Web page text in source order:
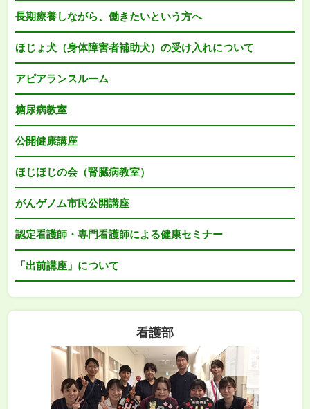
長期療養しながら、働きたいという方へ
ほじょ犬（身体障害者補助犬）の受け入れについて
アピアランスルーム
糖尿病教室
公開健康講座
ほじほじの会（腎臓病教室）
がんゲノム市民公開講座
認定看護師・専門看護師による健康セミナー
「出前講座」について
看護部